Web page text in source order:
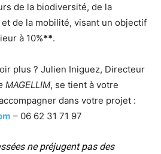
de la biodiversité, de la
de la mobilité, visant un objectif
à 10%**.
plus ? Julien Iniguez, Directeur
MAGELLIM, se tient à votre
dans votre projet :
– 06 62 31 71 97
ne préjugent pas des